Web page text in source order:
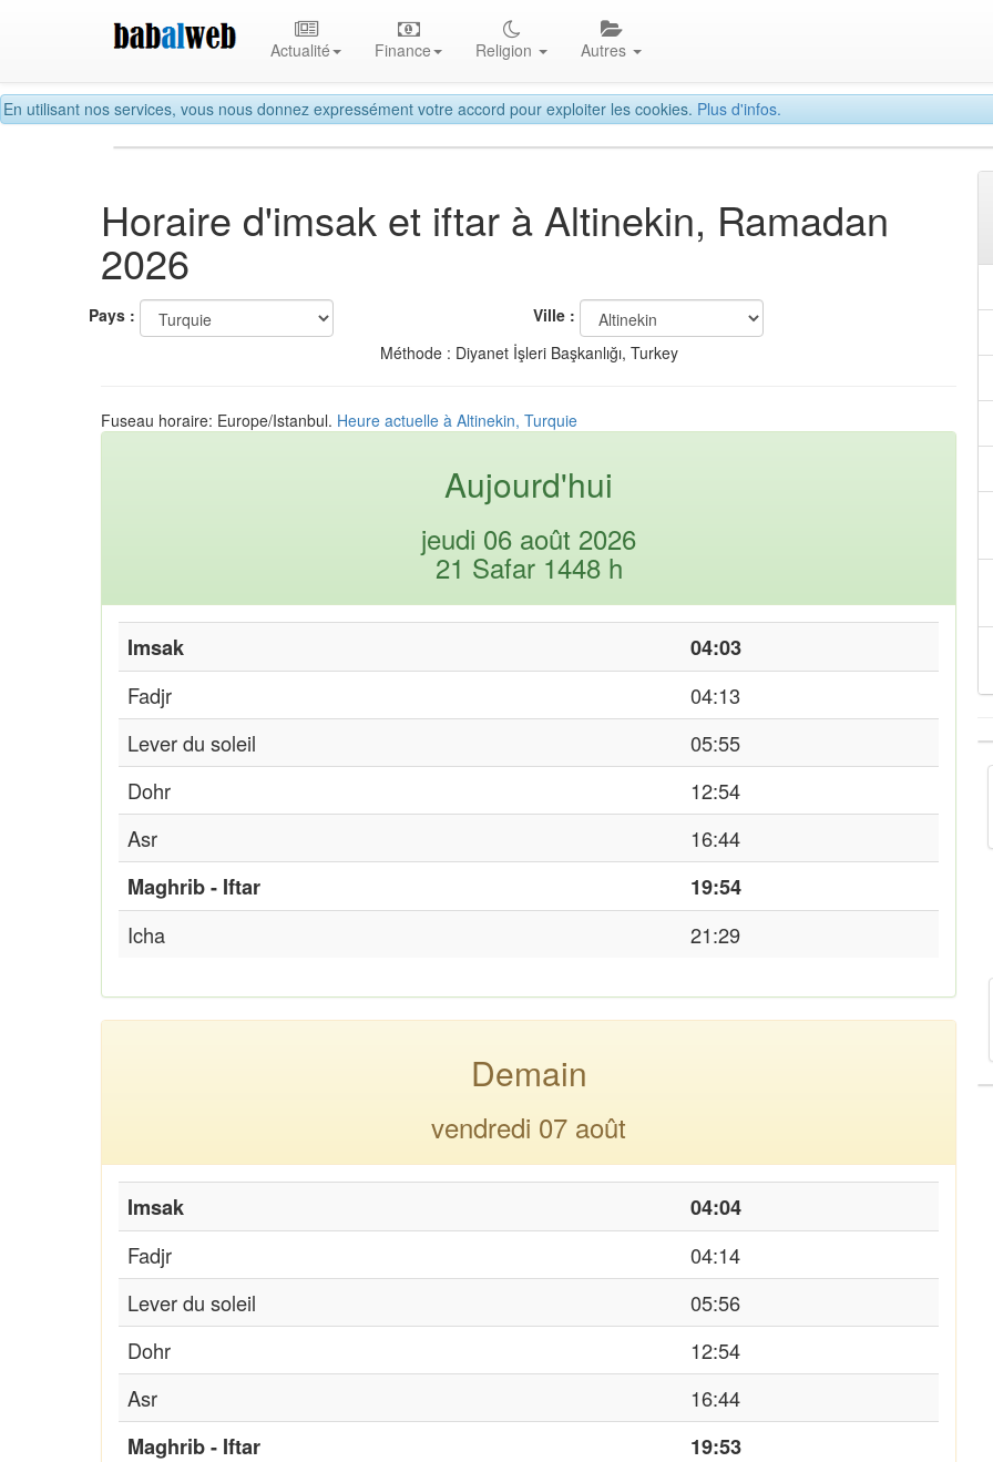
En utilisant nos services, vous nous donnez expressément votre accord pour exploiter les cookies. Plus d'infos.
Actualité Finance Religion Autres
Horaire d'imsak et iftar à Altinekin, Ramadan
2026
Pays :
Ville :
Méthode : Diyanet İşleri Başkanlığı, Turkey
Fuseau horaire: Europe/Istanbul. Heure actuelle à Altinekin, Turquie
Aujourd'hui
jeudi 06 août 2026
21 Safar 1448 h
Imsak
04:03
Fadjr
04:13
Lever du soleil
05:55
Dohr
12:54
Asr
16:44
Maghrib - Iftar
19:54
Icha
21:29
Demain
vendredi 07 août
Imsak
04:04
Fadjr
04:14
Lever du soleil
05:56
Dohr
12:54
Asr
16:44
Maghrib - Iftar
19:53